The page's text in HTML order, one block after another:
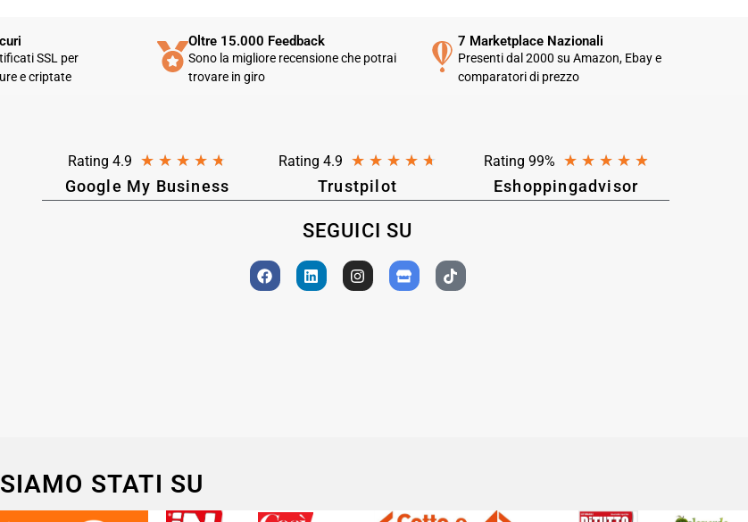
SSL per
e criptate
Oltre 15.000 Feedback
Sono la migliore recensione che potrai
trovare in giro
7 Marketplace Nazionali
Presenti dal 2000 su Amazon, Ebay e
comparatori di prezzo
Rating 4.9 ★ ★ ★ ★ ★
Google My Business
Rating 4.9 ★ ★ ★ ★ ★
Trustpilot
Rating 99% ★ ★ ★ ★ ★
Eshoppingadvisor
SEGUICI SU
SIAMO STATI SU